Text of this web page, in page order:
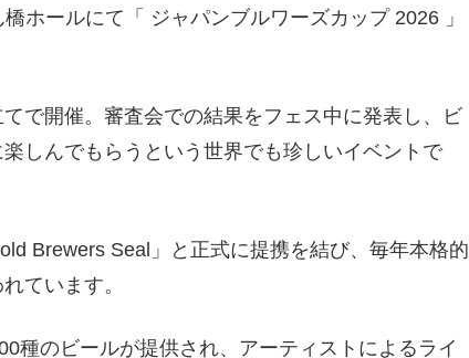
ホールにて「 ジャパンブルワーズカップ 2026 」
で開催。審査会での結果をフェス中に発表し、ビ
しんでもらうという世界でも珍しいイベントで
Brewers Seal」と正式に提携を結び、毎年本格的
ています。
種のビールが提供され、アーティストによるライ